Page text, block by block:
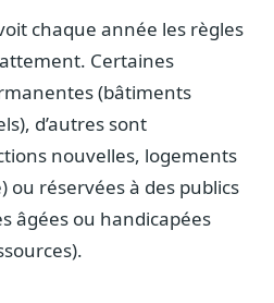
chaque année les règles
Certaines
(bâtiments
d’autres sont
nouvelles, logements
ou réservées à des publics
âgées ou handicapées